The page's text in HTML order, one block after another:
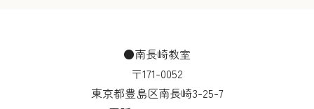
●南長崎教室
〒171-0052
東京都豊島区南長崎3-25-7